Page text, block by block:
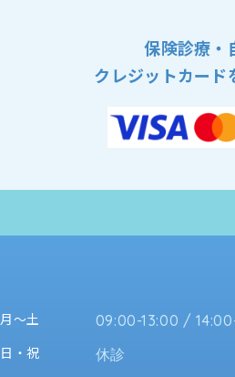
保険診療・
クレジットカード
月〜土
09:00-13:00 /
日・祝
休診